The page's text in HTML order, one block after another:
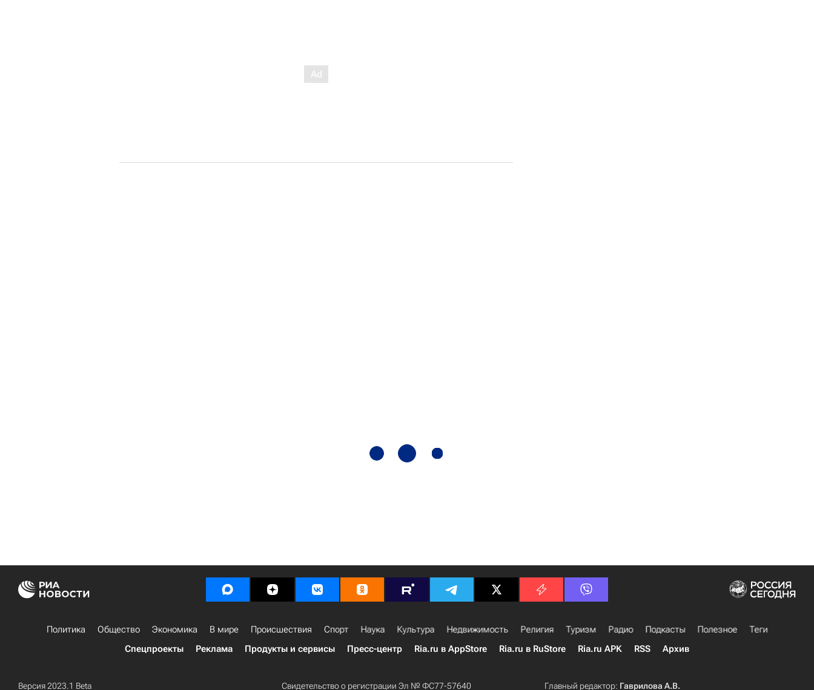
Политика Общество Экономика В мире Происшествия Спорт Наука Культура Недвижимость Религия Туризм Радио Подкасты Полезное
Теги
Спецпроекты
Реклама Продукты и сервисы Пресс-центр Ria.ru в AppStore Ria.ru в RuStore Ria.ru APK RSS Архив
Версия 2023.1 Beta Свидетельство о регистрации Эл № ФС77-57640 Главный редактор: Гаврилова А.В.